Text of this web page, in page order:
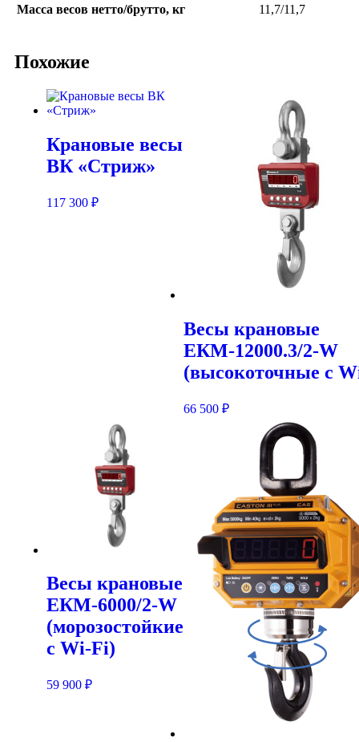
Масса весов нетто/брутто, кг
11,7/11,7
Похожие
Крановые весы
ВК «Стриж»
117 300 ₽
Весы крановые
ЕКМ-12000.3/2-W
(высокоточные c
66 500 ₽
Весы крановые
ЕКМ-6000/2-W
(морозостойкие
c Wi-Fi)
59 900 ₽